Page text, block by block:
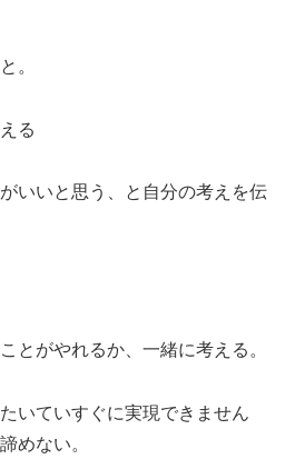
。
る
いいと思う、と自分の考えを伝
とがやれるか、一緒に考える。
いていすぐに実現できません
めない。